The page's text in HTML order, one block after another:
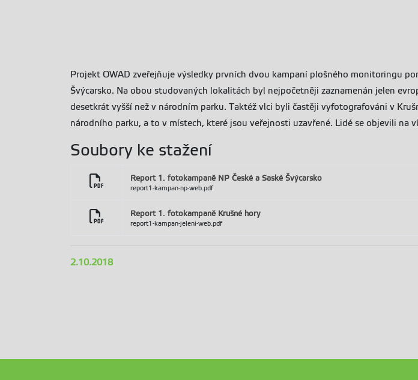
Projekt OWAD zveřejňuje výsledky prvních dvou kampaní plošného monitoringu
Švýcarsko. Na obou studovaných lokalitách byl nejpočetněji zaznamenán jelen
desetkrát vyšší než v národním parku. Taktéž vlci byli častěji vyfotografováni v
národního parku, a to v místech, které jsou veřejnosti uzavřené. Lidé se objevili na
Soubory ke stažení
Report 1. fotokampaně NP České a Saské Švýcarsko
report1-kampan-np-web.pdf
Report 1. fotokampaně Krušné hory
report1-kampan-jeleni-web.pdf
2.10.2018